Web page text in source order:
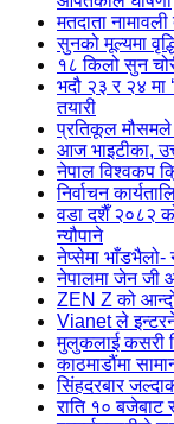
मतदाता
सुनको मूल्यमा
१८ किलो सुन
भदौ २३ र २४ मा
तयारी
प्रतिकूल मौसमले
आज भाइटीका,
नेपाल विश्वकप
निर्वाचन
वडा दशैँ २०८२
न्यौपाने
नेप्सेमा भाँडभैलो-
नेपालमा जेन जी
ZEN Z को
Vianet ले
मुलुकलाई कसरी
काठमाडौंमा
सिंहदरबार
राति १० बजेबाट